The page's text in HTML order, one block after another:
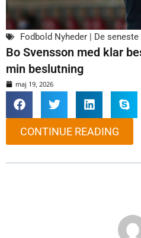
Fodbold Nyheder | De
Bo Svensson med klar
min beslutning
maj 19, 2026
CONTINUE READING